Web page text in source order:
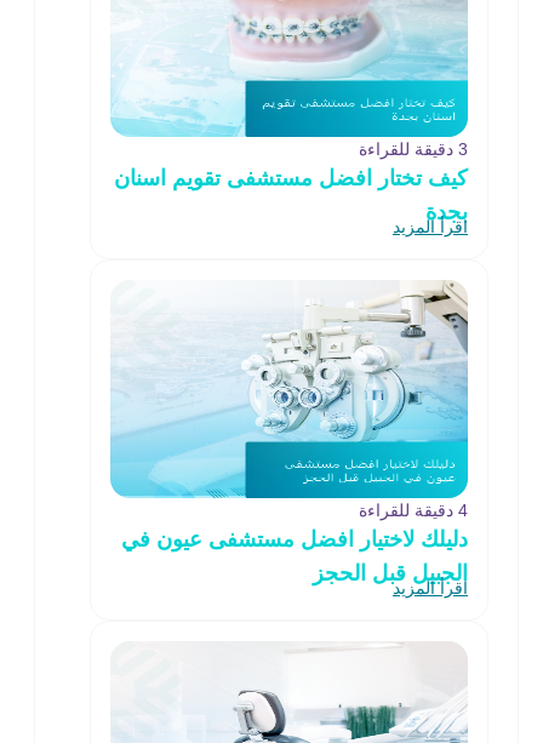
3 دقيقة للقراءة
كيف تختار افضل مستشفى تقويم اسنان
بجدة
اقرأ المزيد
4 دقيقة للقراءة
دليلك لاختيار افضل مستشفى عيون في
الجبيل قبل الحجز
اقرأ المزيد